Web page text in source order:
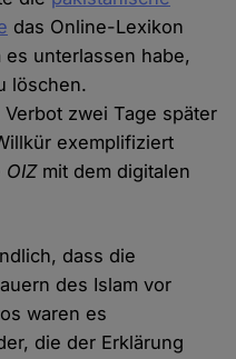
das Online-Lexikon
unterlassen habe,
löschen.
zwei Tage später
exemplifiziert
OIZmit dem digitalen
dass die
des Islam vor
waren es
die der Erklärung